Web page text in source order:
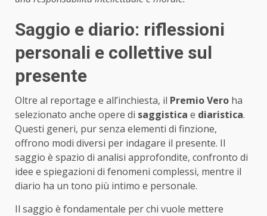
Saggio e diario: riflessioni
personali e collettive sul
presente
Oltre al reportage e all’inchiesta, il Premio Vero ha
selezionato anche opere di saggistica e diaristica.
Questi generi, pur senza elementi di finzione,
offrono modi diversi per indagare il presente. Il
saggio è spazio di analisi approfondite, confronto di
idee e spiegazioni di fenomeni complessi, mentre il
diario ha un tono più intimo e personale.
Il saggio è fondamentale per chi vuole mettere